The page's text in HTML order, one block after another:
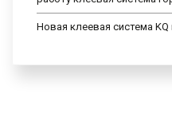
Новая клеевая система